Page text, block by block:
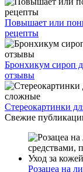
Повышает или
рецепты
Бронхикум сироп
отзывы
Стереокартинки
Свежие
Розацеа на